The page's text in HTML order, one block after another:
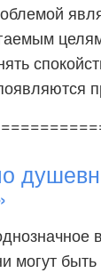
могут быть